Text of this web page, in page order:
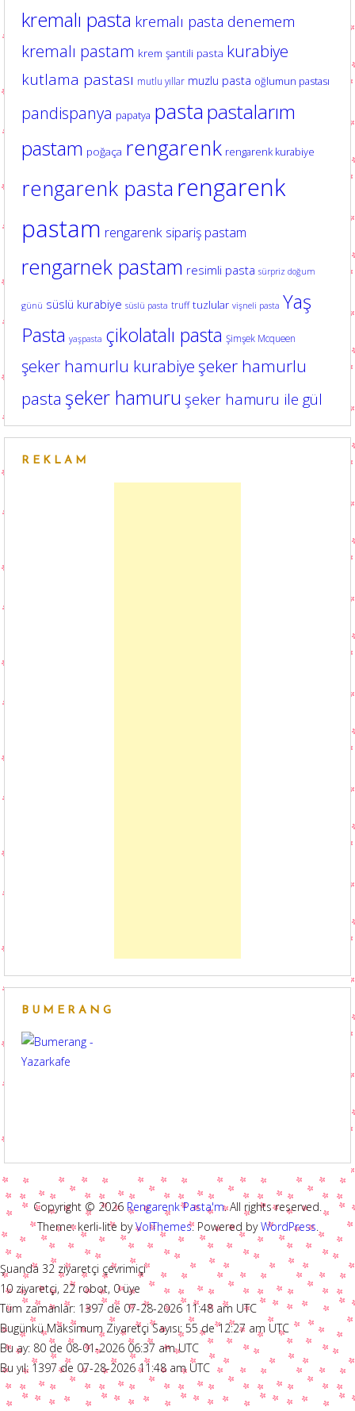
kremalı pasta kremalı pasta denemem
kremalı pastam krem şantili pasta kurabiye
kutlama pastası mutlu yıllar muzlu pasta oğlumun pastası
pandispanya papatya pasta pastalarım
pastam poğaça rengarenk rengarenk kurabiye
rengarenk pasta rengarenk
pastam rengarenk sipariş pastam
rengarnek pastam resimli pasta sürpriz doğum
günü süslü kurabiye süslü pasta truff tuzlular vişneli pasta Yaş
Pasta yaşpasta çikolatalı pasta Şimşek Mcqueen
şeker hamurlu kurabiye şeker hamurlu
pasta şeker hamuru şeker hamuru ile gül
REKLAM
BUMERANG
Copyright © 2026 Rengarenk Pasta'm. All rights reserved.
Theme: kerli-lite byVolThemes. Powered byWordPress
Şuanda 32 ziyaretçi çevrimiçi
10 ziyaretçi, 22 robot, 0 üye
Tüm zamanlar: 1397 de 07-28-2026 11:48 am UTC
Bugünkü Maksimum Ziyaretçi Sayısı: 55 de 12:27 am UTC
Bu ay: 80 de 08-01-2026 06:37 am UTC
Bu yıl: 1397 de 07-28-2026 11:48 am UTC